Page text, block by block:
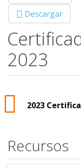
Descargar
2023
2023
Recursos